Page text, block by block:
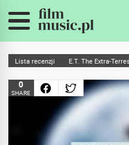
Lista recenzji E.T. The Extra-
0
SHARE